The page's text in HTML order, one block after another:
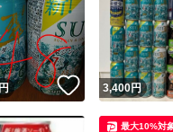
ユーザ
マが定めた一定の基準を満
円 いいね！
3,400円
最大10%対